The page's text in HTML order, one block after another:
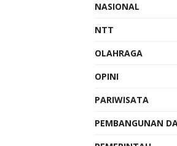
NASIONAL
NTT
OLAHRAGA
OPINI
PARIWISATA
PEMBANGUNAN